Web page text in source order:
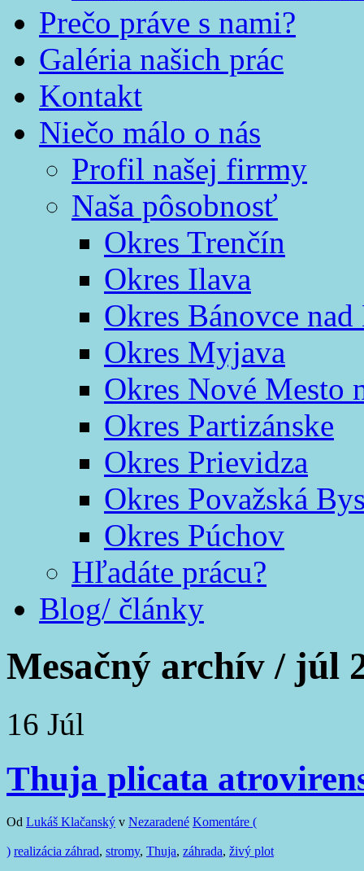
Prečo práve s nami?
Galéria našich prác
Kontakt
Niečo málo o nás
Profil našej firrmy
Naša pôsobnosť
Okres Trenčín
Okres Ilava
Okres Bánovce
Okres Myjava
Okres Nové Mesto
Okres Partizánske
Okres Prievidza
Okres Považská
Okres Púchov
Hľadáte prácu?
Blog/ články
Mesačný archív / júl
16 Júl
Thuja plicata
Od Lukáš Klačanský v Nezaradené Komentáre (
) realizácia záhrad, stromy, Thuja, záhrada, živý plot